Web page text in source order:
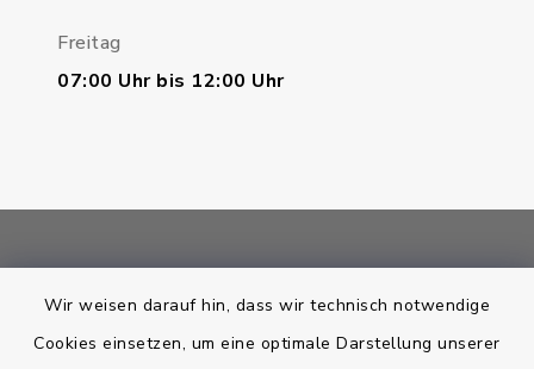
Wir weisen darauf hin, dass wir technisch notwendige
Cookies einsetzen, um eine optimale Darstellung unserer
Freitag
07:00 Uhr bis 12:00 Uhr
Bankverbindung
Kontakt